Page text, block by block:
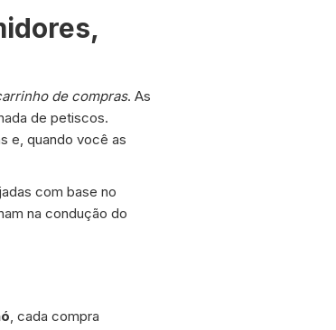
de compras. As
de petiscos.
e, quando você as
com base no
na condução do
, cada compra